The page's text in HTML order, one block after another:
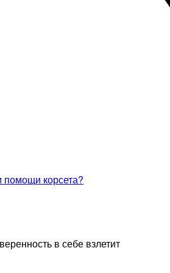
помощи корсета?
в себе взлетит